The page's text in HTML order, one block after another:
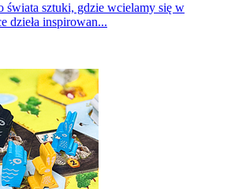
świata sztuki, gdzie wcielamy się w
dzieła inspirowan...